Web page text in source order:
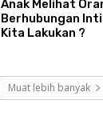
Anak Melihat
Berhubungan
Kita Lakukan ?
Muat lebih banyak